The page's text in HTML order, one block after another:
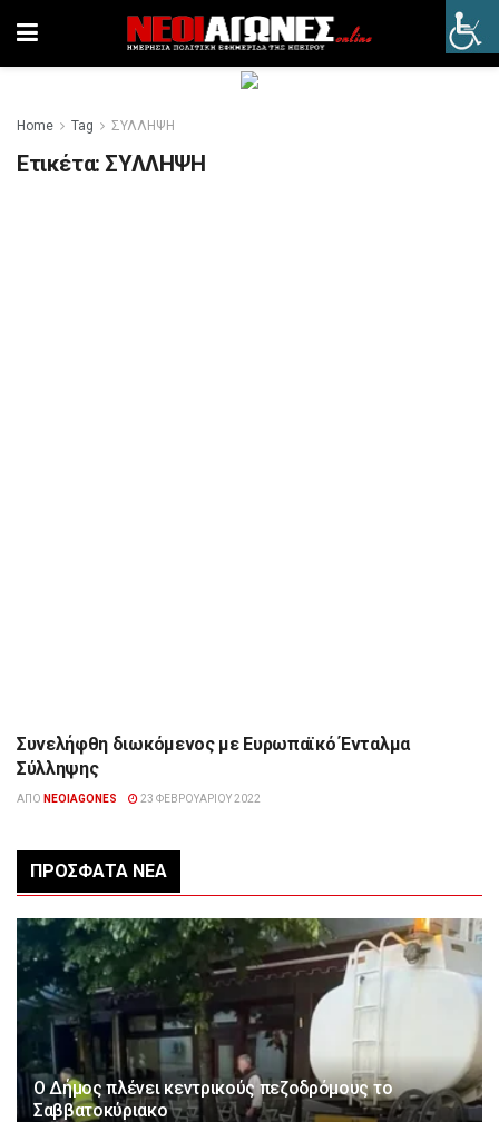
Home Tag ΣΥΛΛΗΨΗ
Ετικέτα:ΣΥΛΛΗΨΗ
ΉΠΕΙΡΟΣ
Συνελήφθη διωκόμενος με Ευρωπαϊκό Ένταλμα
Σύλληψης
ΑΠΌ NEOIAGONES 23 ΦΕΒΡΟΥΑΡΊΟΥ 2022
ΠΡΌΣΦΑΤΑ ΝΈΑ
Ο Δήμος πλένει κεντρικούς πεζοδρόμους το
Σαββατοκύριακο